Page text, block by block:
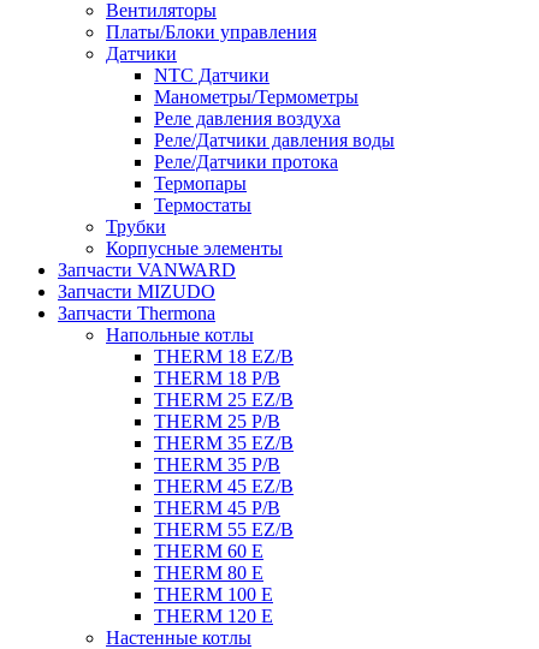
Вентиляторы
Платы/Блоки управления
Датчики
NTC Датчики
Манометры/Термометры
Реле давления воздуха
Реле/Датчики давления воды
Реле/Датчики протока
Термопары
Термостаты
Трубки
Корпусные элементы
Запчасти VANWARD
Запчасти MIZUDO
Запчасти Thermona
Напольные котлы
THERM 18 EZ/B
THERM 18 P/B
THERM 25 EZ/B
THERM 25 P/B
THERM 35 EZ/B
THERM 35 P/B
THERM 45 EZ/B
THERM 45 P/B
THERM 55 EZ/B
THERM 60 E
THERM 80 E
THERM 100 E
THERM 120 E
Настенные котлы